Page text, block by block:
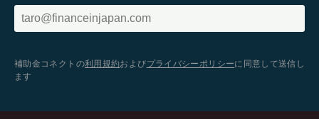
補助金コネクトの利用規約およびプライバシーポリシーに同意して送信し
ます